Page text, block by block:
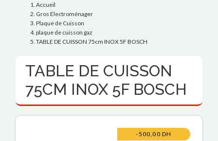
Accueil
Gros Electroménager
Plaque de Cuisson
plaque de cuisson gaz
TABLE DE CUISSON 75cm INOX 5F BOSCH
TABLE DE CUISSON
75CM INOX 5F BOSCH
-500,00 DH